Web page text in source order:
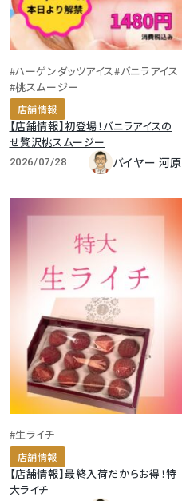
#ハーゲンダッツアイス#バニラアイス
#桃スムージー
店舗情報
【店舗情報】初登場！バニラアイスの
せ贅沢桃スムージー
2026/07/28 バイヤー 河原
#生ライチ
店舗情報
【店舗情報】最終入荷だからお得！特
大ライチ